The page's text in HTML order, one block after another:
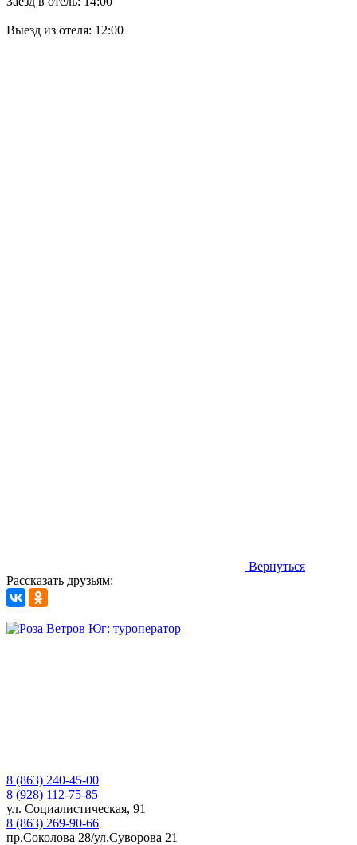
Выезд из отеля: 12:00
Вернуться
Рассказать друзьям:
8 (863) 240-45-00
8 (928) 112-75-85
ул. Социалистическая, 91
8 (863) 269-90-66
пр.Соколова 28/ул.Суворова 21